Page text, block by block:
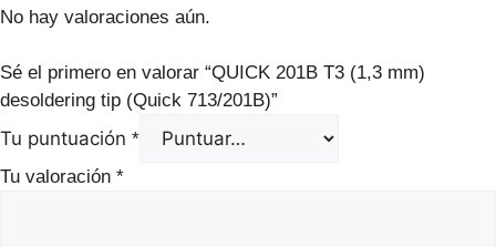
No hay valoraciones aún.
Sé el primero en valorar “QUICK 201B T3 (1,3 mm)
desoldering tip (Quick 713/201B)”
Tu puntuación *
Tu valoración *